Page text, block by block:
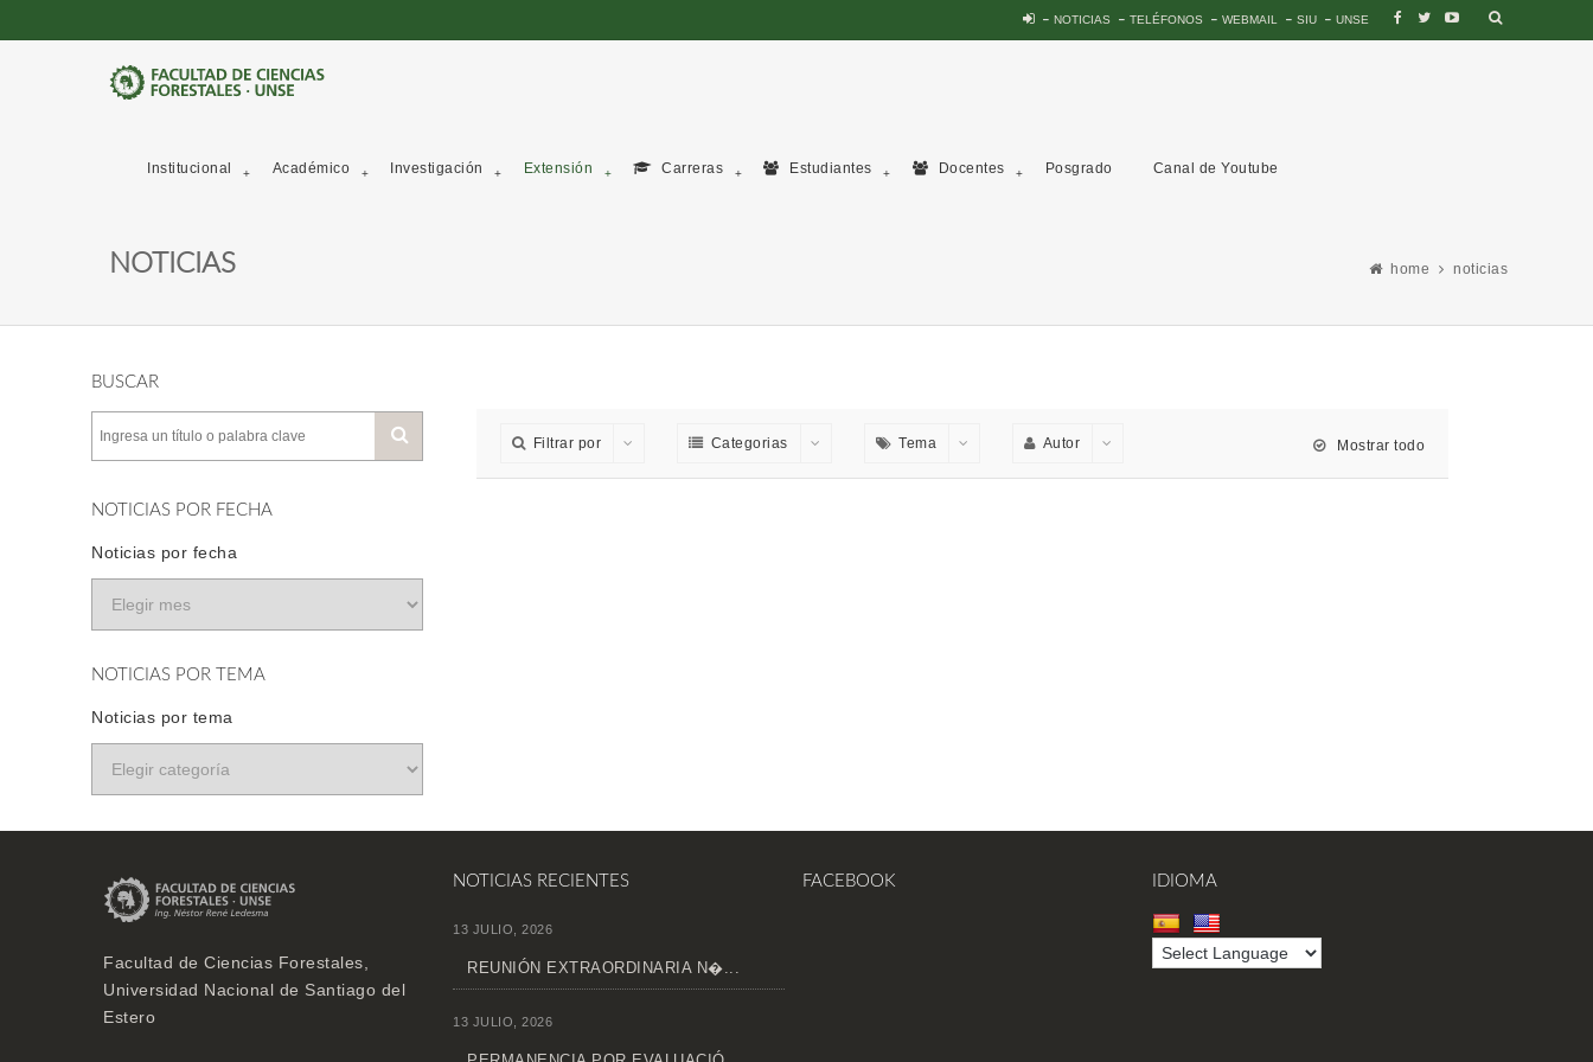
NOTICIAS TELÉFONOS WEBMAIL SIU UNSE
Institucional Académico Investigación Extensión Carreras Estudiantes Docentes Posgrado Canal de Youtube
NOTICIAS home noticias
BUSCAR
NOTICIAS POR FECHA
Noticias por fecha
NOTICIAS POR TEMA
Noticias por tema
Filtrar por Categorias Tema Autor Mostrar todo
Facultad de Ciencias Forestales,
Universidad Nacional de Santiago del
Estero
NOTICIAS RECIENTES
13 JULIO, 2026
REUNIÓN EXTRAORDINARIA N�...
13 JULIO, 2026
FACEBOOK IDIOMA